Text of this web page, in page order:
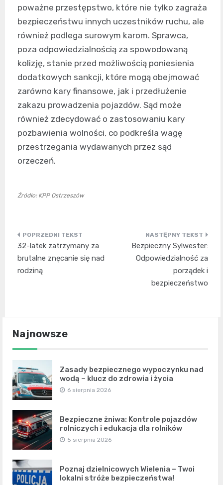
poważne przestępstwo, które nie tylko zagraża
bezpieczeństwu innych uczestników ruchu, ale
również podlega surowym karom. Sprawca,
poza odpowiedzialnością za spowodowaną
kolizję, stanie przed możliwością poniesienia
dodatkowych sankcji, które mogą obejmować
zarówno kary finansowe, jak i przedłużenie
zakazu prowadzenia pojazdów. Sąd może
również zdecydować o zastosowaniu kary
pozbawienia wolności, co podkreśla wagę
przestrzegania wydawanych przez sąd
orzeczeń.
Źródło: KPP Ostrzeszów
Nawigacja
wpisu
32-latek zatrzymany za
brutalne znęcanie się nad
rodziną
Bezpieczny Sylwester:
Odpowiedzialność za
porządek i
bezpieczeństwo
Najnowsze
Zasady bezpiecznego wypoczynku nad
wodą – klucz do zdrowia i życia
6 sierpnia 2026
Bezpieczne żniwa: Kontrole pojazdów
rolniczych i edukacja dla rolników
5 sierpnia 2026
Poznaj dzielnicowych Wielenia – Twoi
lokalni stróże bezpieczeństwa!